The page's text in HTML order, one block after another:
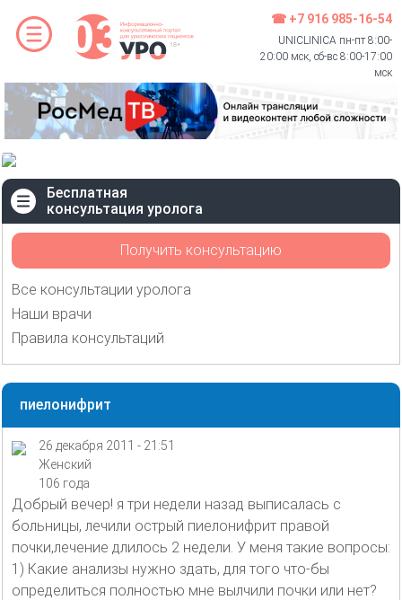
☎ +7 916 985-16-54
UNICLINICA пн-пт 8:00-
20:00 мск, сб-вс 8:00-17:00
мск
Бесплатная
консультация уролога
Получить консультацию
Все консультации уролога
Наши врачи
Правила консультаций
пиелонифрит
26 декабря 2011 - 21:51
Женский
106 года
Добрый вечер! я три недели назад выписалась с
больницы, лечили острый пиелонифрит правой
почки,лечение длилось 2 недели. У меня такие вопросы:
1) Какие анализы нужно здать, для того что-бы
определиться полностью мне вылчили почки или нет?